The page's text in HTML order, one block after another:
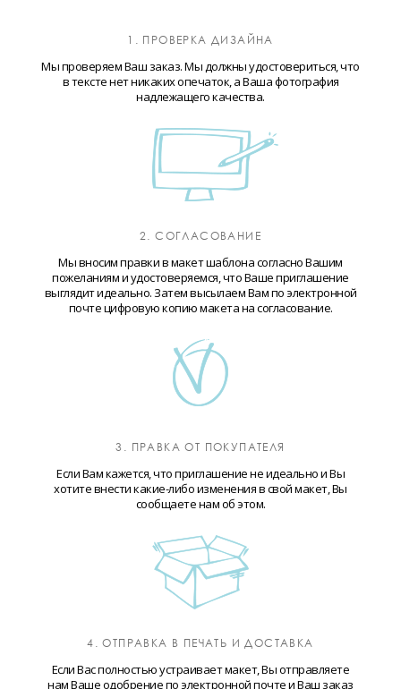
1. ПРОВЕРКА ДИЗАЙНА
Мы проверяем Ваш заказ. Мы должны удостовериться, что
в тексте нет никаких опечаток, а Ваша фотография
надлежащего качества.
2. СОГЛАСОВАНИЕ
Мы вносим правки в макет шаблона согласно Вашим
пожеланиям и удостоверяемся, что Ваше приглашение
выглядит идеально. Затем высылаем Вам по электронной
почте цифровую копию макета на согласование.
3. ПРАВКА ОТ ПОКУПАТЕЛЯ
Если Вам кажется, что приглашение не идеально и Вы
хотите внести какие-либо изменения в свой макет, Вы
сообщаете нам об этом.
4. ОТПРАВКА В ПЕЧАТЬ И ДОСТАВКА
Если Вас полностью устраивает макет, Вы отправляете
нам Ваше одобрение по электронной почте и Ваш заказ